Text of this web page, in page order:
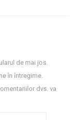
de mai jos.
în întregime.
dvs. va